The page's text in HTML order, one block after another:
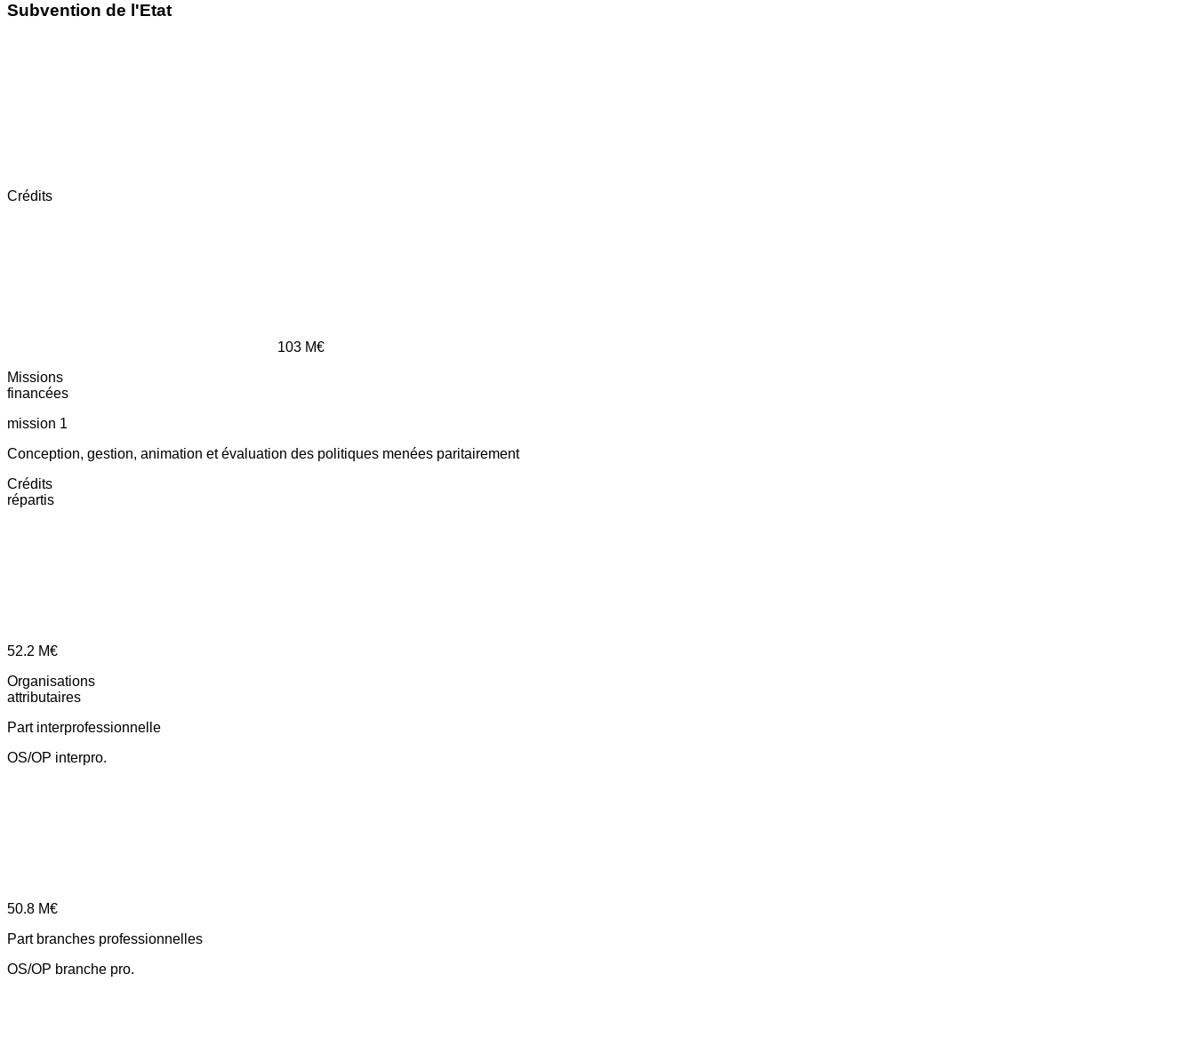
Subvention de l'Etat
Crédits
103 M€
Missions
financées
mission 1
Conception, gestion, animation et évaluation des politiques menées paritairement
Crédits
répartis
52.2 M€
Organisations
attributaires
Part interprofessionnelle
OS/OP interpro.
50.8 M€
Part branches professionnelles
OS/OP branche pro.